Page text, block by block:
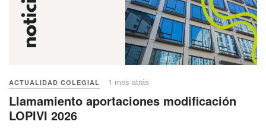
ACTUALIDAD COLEGIAL 1 mes atrás
Llamamiento aportaciones modificación
LOPIVI 2026